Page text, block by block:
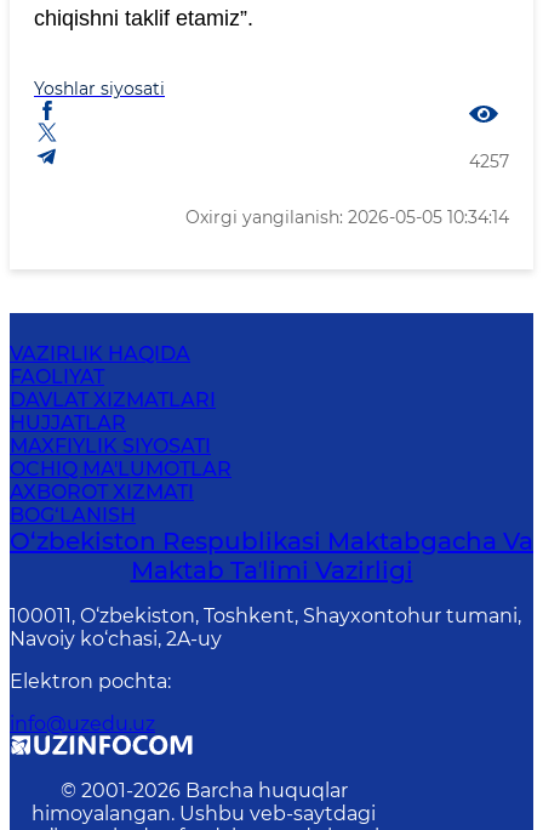
chiqishni taklif etamiz”.
Yoshlar siyosati
4257
Oxirgi yangilanish: 2026-05-05 10:34:14
VAZIRLIK HAQIDA
FAOLIYAT
DAVLAT XIZMATLARI
HUJJATLAR
MAXFIYLIK SIYOSATI
OCHIQ MA'LUMOTLAR
AXBOROT XIZMATI
BOG‘LANISH
O‘zbekiston Respublikasi Maktabgacha Va
Maktab Taʼlimi Vazirligi
100011, O‘zbekiston, Toshkent, Shayxontohur tumani,
Navoiy ko‘chasi, 2A-uy
Elektron pochta:
info@uzedu.uz
© 2001-2026 Barcha huquqlar
himoyalangan. Ushbu veb-saytdagi